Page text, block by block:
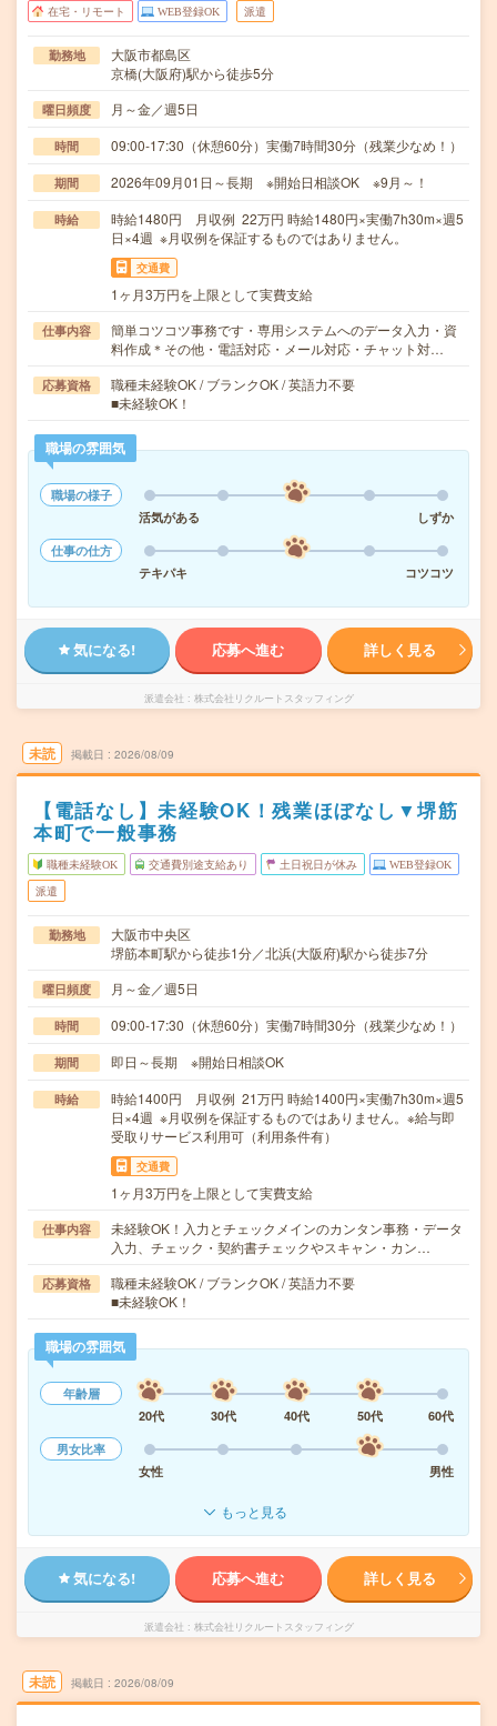
在宅・リモート WEB登録OK 派遣
勤務地
大阪市都島区
京橋(大阪府)駅から徒歩5分
曜日頻度 月～金／週5日
時間 09:00-17:30（休憩60分）実働7時間30分（残業少なめ！）
期間 2026年09月01日～長期 ※開始日相談OK ※9月～！
時給
時給1480円 月収例 22万円 時給1480円×実働7h30m×週5
日×4週 ※月収例を保証するものではありません。
交通費
1ヶ月3万円を上限として実費支給
仕事内容
簡単コツコツ事務です・専用システムへのデータ入力・資
料作成＊その他・電話対応・メール対応・チャット対…
応募資格
職種未経験OK / ブランクOK / 英語力不要
■未経験OK！
職場の雰囲気
職場の様子
活気がある
しずか
仕事の仕方
テキパキ
コツコツ
気になる! 応募へ進む 詳しく見る
派遣会社 株式会社リクルートスタッフィング
未読 掲載日 2026/08/09
【電話なし】未経験OK！残業ほぼなし▼堺筋
本町で一般事務
職種未経験OK 交通費別途支給あり 土日祝日が休み WEB登録OK
派遣
勤務地
大阪市中央区
堺筋本町駅から徒歩1分／北浜(大阪府)駅から徒歩7分
曜日頻度 月～金／週5日
時間 09:00-17:30（休憩60分）実働7時間30分（残業少なめ！）
期間 即日～長期 ※開始日相談OK
時給
時給1400円 月収例 21万円 時給1400円×実働7h30m×週5
日×4週 ※月収例を保証するものではありません。※給与即
受取りサービス利用可（利用条件有）
交通費
1ヶ月3万円を上限として実費支給
仕事内容
未経験OK！入力とチェックメインのカンタン事務・データ
入力、チェック・契約書チェックやスキャン・カン…
応募資格
職種未経験OK / ブランクOK / 英語力不要
■未経験OK！
職場の雰囲気
年齢層
20代
30代 40代 50代
60代
男女比率
女性
男性
もっと見る
気になる! 応募へ進む 詳しく見る
派遣会社 株式会社リクルートスタッフィング
未読 掲載日 2026/08/09